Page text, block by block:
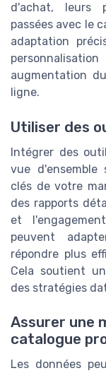
d'achat, leurs
passées avec le
adaptation
augmentation
ligne.
Utiliser des
Intégrer des
vue
clés de votre
des rapports
et
peuvent
répondre plus
Cela soutient
des stratégies
Assurer une
catalogue
Les données